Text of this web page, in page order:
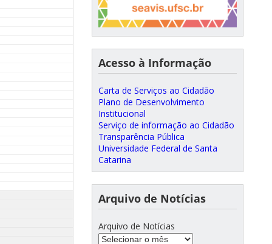
Acesso à Informação
Carta de Serviços ao Cidadão
Plano de Desenvolvimento
Institucional
Serviço de informação ao Cidadão
Transparência Pública
Universidade Federal de Santa
Catarina
Arquivo de Notícias
Arquivo de Notícias